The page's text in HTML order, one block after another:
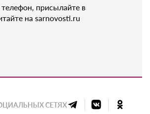
присылайте в
на sarnovosti.ru
СЕТЯХ